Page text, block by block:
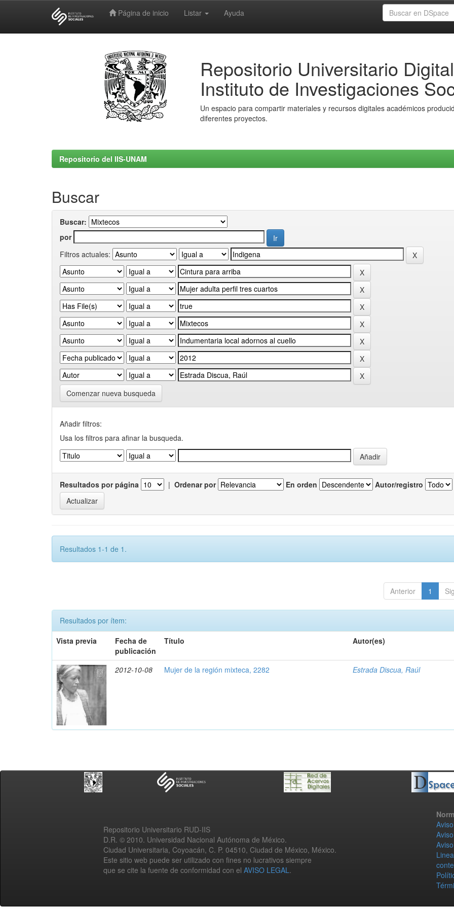
Página de inicio Listar Ayuda
Repositorio Universitario Digital
Instituto de Investigaciones
Un espacio para compartir materiales y recursos digitales académicos
diferentes proyectos.
Repositorio del IIS-UNAM
Buscar
Buscar:
por
Filtros actuales:
Comenzar nueva busqueda
Añadir filtros:
Usa los filtros para afinar la busqueda.
Resultados por página | Ordenar por En orden Autor/registro
Resultados 1-1 de 1.
Anterior 1
Resultados por ítem:
Vista previa
Fecha de
publicación
Título Autor(es)
2012-10-08 Mujer de la región mixteca, 2282 Estrada Discua, Raúl
Repositorio Universitario RUD-IIS
D.R. © 2010. Universidad Nacional Autónoma de México.
Ciudad Universitaria, Coyoacán, C. P. 04510, Ciudad de México, México.
Este sitio web puede ser utilizado con fines no lucrativos siempre
que se cite la fuente de conformidad con el AVISO LEGAL.